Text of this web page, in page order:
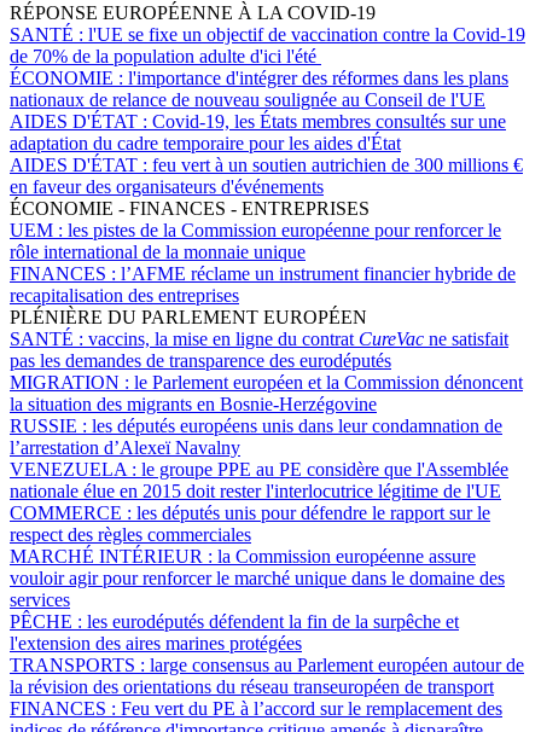
RÉPONSE EUROPÉENNE À LA COVID-19
SANTÉ : l'UE se fixe un objectif de vaccination contre la Covid-19
de 70% de la population adulte d'ici l'été
ÉCONOMIE : l'importance d'intégrer des réformes dans les plans
nationaux de relance de nouveau soulignée au Conseil de l'UE
AIDES D'ÉTAT : Covid-19, les États membres consultés sur une
adaptation du cadre temporaire pour les aides d'État
AIDES D'ÉTAT : feu vert à un soutien autrichien de 300 millions €
en faveur des organisateurs d'événements
ÉCONOMIE - FINANCES - ENTREPRISES
UEM : les pistes de la Commission européenne pour renforcer le
rôle international de la monnaie unique
FINANCES : l’AFME réclame un instrument financier hybride de
recapitalisation des entreprises
PLÉNIÈRE DU PARLEMENT EUROPÉEN
SANTÉ : vaccins, la mise en ligne du contrat CureVac ne satisfait
pas les demandes de transparence des eurodéputés
MIGRATION : le Parlement européen et la Commission dénoncent
la situation des migrants en Bosnie-Herzégovine
RUSSIE : les députés européens unis dans leur condamnation de
l’arrestation d’Alexeï Navalny
VENEZUELA : le groupe PPE au PE considère que l'Assemblée
nationale élue en 2015 doit rester l'interlocutrice légitime de l'UE
COMMERCE : les députés unis pour défendre le rapport sur le
respect des règles commerciales
MARCHÉ INTÉRIEUR : la Commission européenne assure
vouloir agir pour renforcer le marché unique dans le domaine des
services
PÊCHE : les eurodéputés défendent la fin de la surpêche et
l'extension des aires marines protégées
TRANSPORTS : large consensus au Parlement européen autour de
la révision des orientations du réseau transeuropéen de transport
FINANCES : Feu vert du PE à l’accord sur le remplacement des